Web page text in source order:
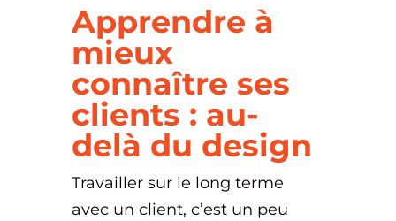
Apprendre à
mieux
connaître ses
clients : au-
delà du design
Travailler sur le long terme
avec un client, c’est un peu